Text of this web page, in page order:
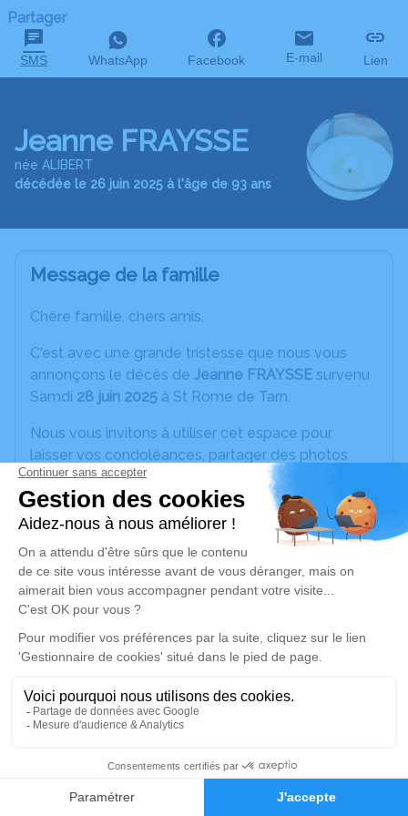
Faire-part Hommages
Partager
SMS WhatsApp Facebook E-mail Lien
Jeanne FRAYSSE
née ALIBERT
décédée le 26 juin 2025 à l'âge de 93 ans
Message de la famille
Chère famille, chers amis,
C'est avec une grande tristesse que nous vous
annonçons le décès de Jeanne FRAYSSE survenu
Samdi 28 juin 2025 à St Rome de Tarn.
Nous vous invitons à utiliser cet espace pour
laisser vos condoléances, partager des photos
souvenirs, une anecdote ou exprimer vos pensées
à travers des poèmes ou des textes. Cet endroit
est un lieu d'expression dédié à honorer la
Un service de plantation d’arbre hommage est
disponible ici.
Je rends hommage
Cérémonie religieuse
Église de Saint-Rome-de-Tarn
12490 Saint-Rome-de-Tarn